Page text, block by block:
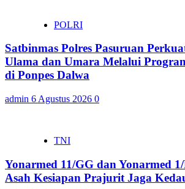
POLRI
Satbinmas Polres Pasuruan
Ulama dan Umara Melalui
di Ponpes Dalwa
admin 6 Agustus 2026 0
TNI
Yonarmed 11/GG dan Yonarmed
Asah Kesiapan Prajurit Jaga